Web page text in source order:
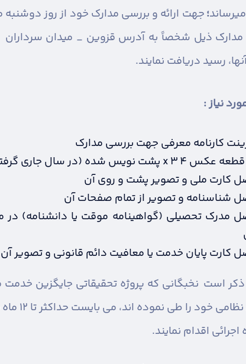
؛
ذیل شخصاً به آدرس قزوین _ میدان سرداران -
رسید دریافت نمایند.
نیاز :
کارنامه معرفی جهت بررسی مدارک
کارت ملی و تصویر پشت و روی آن
شناسنامه و تصویر از تمام صفحات آن
مدرک تحصیلی (گواهینامه موقت یا دانشنامه)
کارت پایان خدمت یا معافیت دائم قانونی و تصویر آن
ذکر است نخبگانی که پروژه تحقیقاتی جایگزین
اقدام نمایند.